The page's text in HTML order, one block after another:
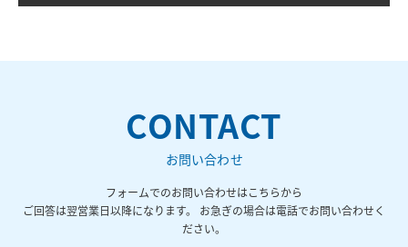
CONTACT
お問い合わせ
フォームでのお問い合わせはこちらから
ご回答は翌営業日以降になります。 お急ぎの場合は電話でお問い合わせく
ださい。